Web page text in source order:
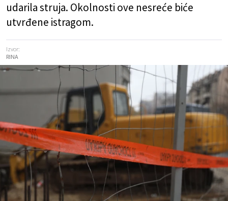
udarila struja. Okolnosti ove nesreće biće
utvrđene istragom.
Izvor:
RINA